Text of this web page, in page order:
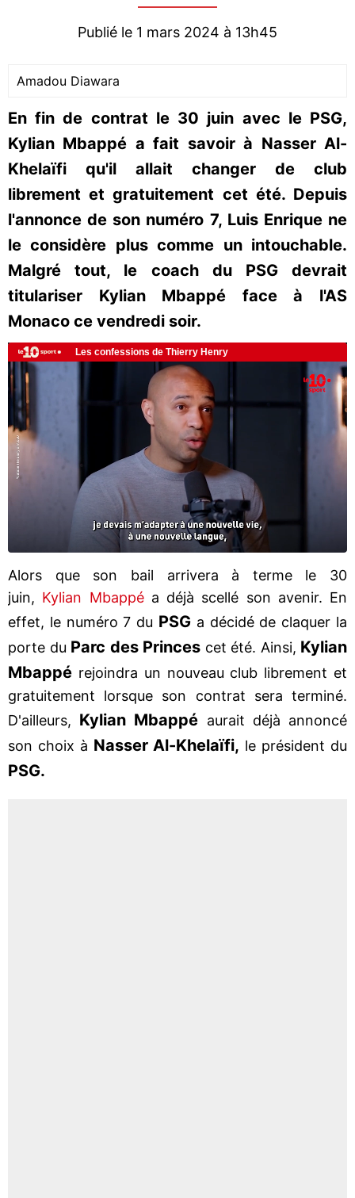
Publié le 1 mars 2024 à 13h45
Amadou Diawara
En fin de contrat le 30 juin avec le PSG,
Kylian Mbappé a fait savoir à Nasser Al-
Khelaïfi qu'il allait changer de club
librement et gratuitement cet été. Depuis
l'annonce de son numéro 7, Luis Enrique ne
le considère plus comme un intouchable.
Malgré tout, le coach du PSG devrait
titulariser Kylian Mbappé face à l'AS
Monaco ce vendredi soir.
Alors que son bail arrivera à terme le 30
juin, Kylian Mbappéa déjà scellé son avenir. En
effet, le numéro 7 du PSG a décidé de claquer la
porte du Parc des Princes cet été. Ainsi, Kylian
Mbappé rejoindra un nouveau club librement et
gratuitement lorsque son contrat sera terminé.
D'ailleurs, Kylian Mbappé aurait déjà annoncé
son choix à Nasser Al-Khelaïfi, le président du
PSG.